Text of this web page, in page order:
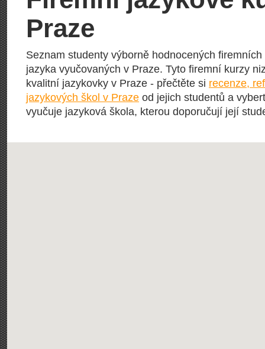
Praze
Seznam studenty výborně hodnocených
jazyka vyučovaných v Praze. Tyto firemní kurzy
kvalitní jazykovky v Praze - přečtěte si recenze,
jazykových škol v Praze od jejich studentů a
vyučuje jazyková škola, kterou doporučují její